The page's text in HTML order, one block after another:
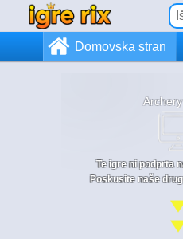
Domovska stran
Te igre ni podprta
Poskusite naše